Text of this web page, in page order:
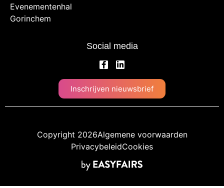
Evenementenhal
Gorinchem
Social media
Inschrijven nieuwsbrief
Copyright 2026Algemene voorwaarden
PrivacybeleidCookies